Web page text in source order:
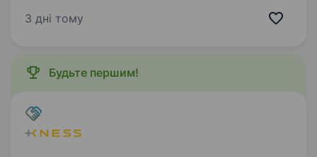
підтримки буде перевагою. Знання принципів
3 дні тому
Будьте першим!